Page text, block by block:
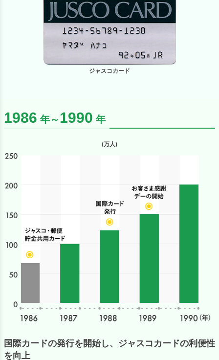
ジャスコカード
1986 年～1990 年
(万人)
国際カードの発行を開始し、ジャスコカードの利便性
を向上